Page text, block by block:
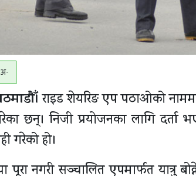
अ-
राइड शेयरिङ एप पठाओको
छन्। निजी प्रयोजनका लागि दर्ता
गरेको हो।
पूरा नगरी सञ्चालित एपमार्फत यात्रु